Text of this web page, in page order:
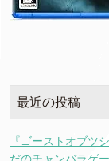
最近の投稿
『ゴーストオブツ